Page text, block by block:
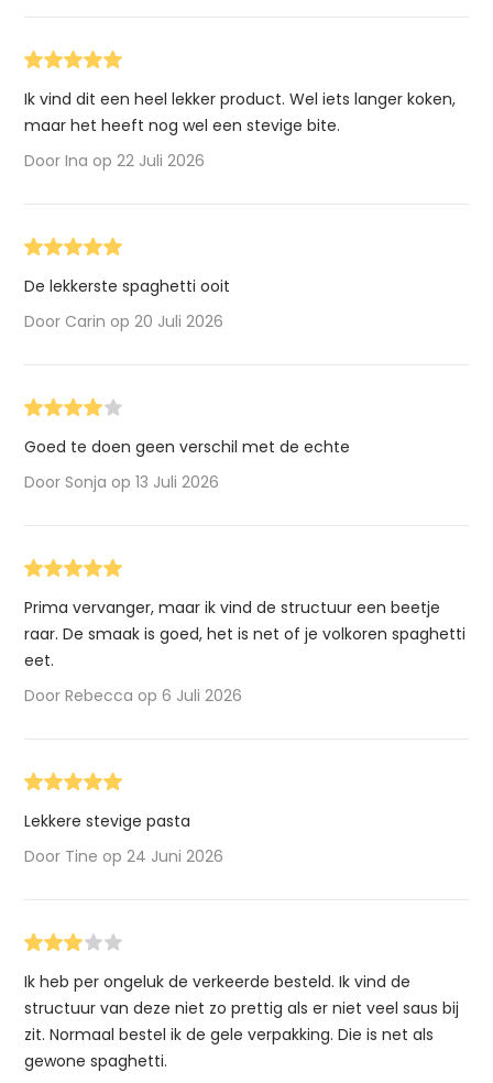
Ik vind dit een heel lekker product. Wel iets langer koken,
maar het heeft nog wel een stevige bite.
Door Ina op 22 Juli 2026
De lekkerste spaghetti ooit
Door Carin op 20 Juli 2026
Goed te doen geen verschil met de echte
Door Sonja op 13 Juli 2026
Prima vervanger, maar ik vind de structuur een beetje
raar. De smaak is goed, het is net of je volkoren spaghetti
eet.
Door Rebecca op 6 Juli 2026
Lekkere stevige pasta
Door Tine op 24 Juni 2026
Ik heb per ongeluk de verkeerde besteld. Ik vind de
structuur van deze niet zo prettig als er niet veel saus bij
zit. Normaal bestel ik de gele verpakking. Die is net als
gewone spaghetti.